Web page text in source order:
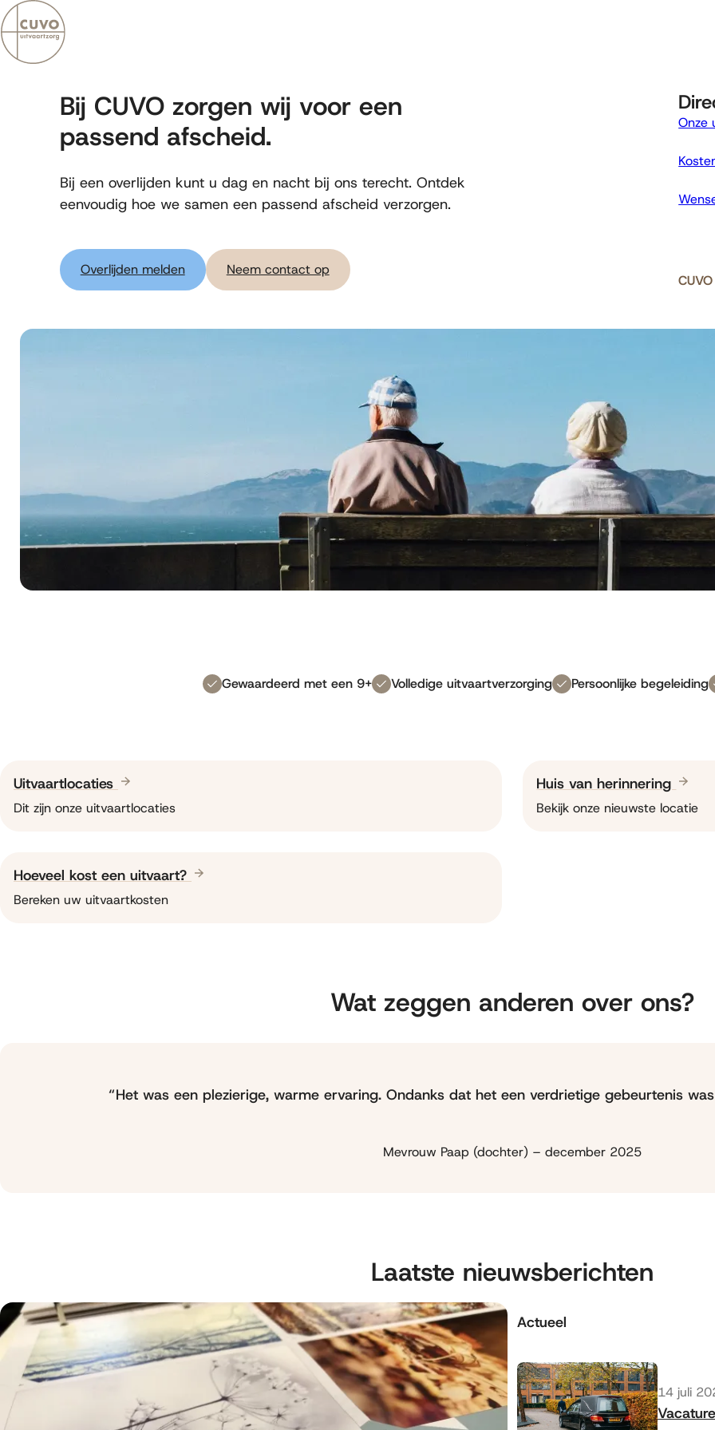
Bereken kosten
Bij CUVO zorgen wij voor een
passend afscheid.
Bij een overlijden kunt u dag en nacht bij ons terecht. Ontdek
eenvoudig hoe we samen een passend afscheid verzorgen.
Overlijden melden Neem contact op
Onze
Gewaardeerd met een 9+ Volledige uitvaartverzorging Persoonlijke begeleiding
Uitvaartlocaties
Dit zijn onze uitvaartlocaties
Huis van herinnering
Bekijk onze nieuwste locatie
Hoeveel kost een uitvaart?
Bereken uw uitvaartkosten
Wat zeggen anderen over ons?
Het was een plezierige, warme ervaring. Ondanks dat het een verdrietige gebeurtenis
Mevrouw Paap (dochter) – december 2025
Laatste nieuwsberichten
Actueel
14 juli